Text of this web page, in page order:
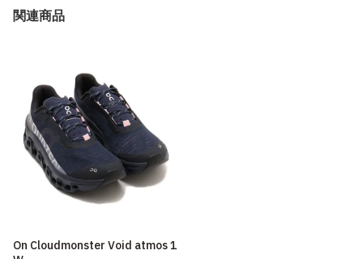
関連商品
On Cloudmonster Void atmos 1